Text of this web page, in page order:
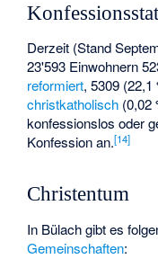
Derzeit (Stand
23'593 Einwohnern
reformiert, 5309 (22,1
christkatholisch (0,02
konfessionslos oder
Konfession an.[14]
Christentum
In Bülach gibt es
Gemeinschaften: